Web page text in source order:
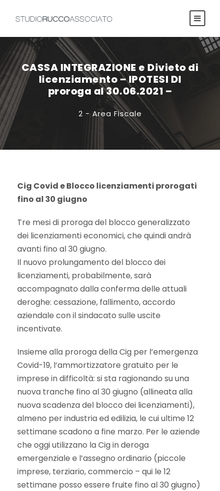
CASSA INTEGRAZIONE e Divieto di
licenziamento – IPOTESI DI
proroga al 30.06.2021 –
2 - Area Fiscale
Cig Covid e Blocco licenziamenti prorogati
fino al 30 giugno
Tre mesi di proroga del blocco generalizzato
dei licenziamenti economici, che quindi andrà
avanti fino al 30 giugno.
Il nuovo prolungamento del blocco dei
licenziamenti, probabilmente, sarà
accompagnato dalla conferma delle attuali
deroghe: cessazione, fallimento, accordo
aziendale con il sindacato sulle uscite
incentivate.
Insieme alla proroga della Cig per l’emergenza
Covid-19, l’ammortizzatore gratuito per le
imprese in difficoltà: si sta ragionando su una
nuova tranche fino al 30 giugno (allineata alla
nuova scadenza del blocco dei licenziamenti),
almeno per industria ed edilizia, le cui ultime 12
settimane scadono a fine marzo. Per le aziende
che oggi utilizzano la Cig in deroga
emergenziale e l’assegno ordinario (piccole
imprese, terziario, commercio – qui le 12
settimane posso essere fruite fino al 30 giugno)